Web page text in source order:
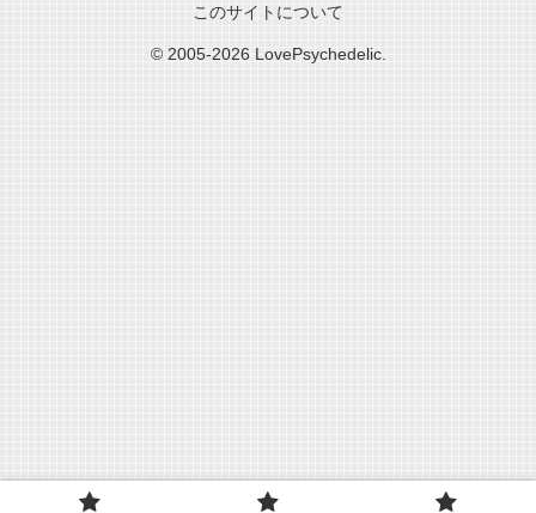
このサイトについて
© 2005-2026 LovePsychedelic.